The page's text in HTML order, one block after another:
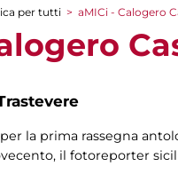
per tutti > aMICi - Calogero
per la prima rassegna
il fotoreporter